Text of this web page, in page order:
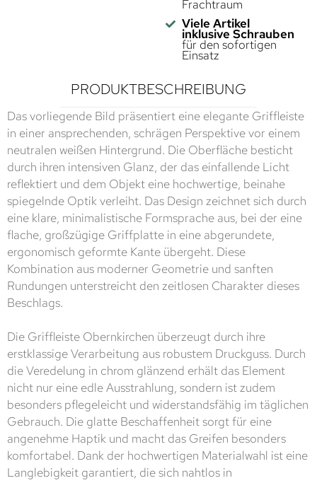
Frachtraum
Viele Artikel
inklusive Schrauben
für den sofortigen
Einsatz
PRODUKTBESCHREIBUNG
Das vorliegende Bild präsentiert eine elegante Griffleiste
in einer ansprechenden, schrägen Perspektive vor einem
neutralen weißen Hintergrund. Die Oberfläche besticht
durch ihren intensiven Glanz, der das einfallende Licht
reflektiert und dem Objekt eine hochwertige, beinahe
spiegelnde Optik verleiht. Das Design zeichnet sich durch
eine klare, minimalistische Formsprache aus, bei der eine
flache, großzügige Griffplatte in eine abgerundete,
ergonomisch geformte Kante übergeht. Diese
Kombination aus moderner Geometrie und sanften
Rundungen unterstreicht den zeitlosen Charakter dieses
Beschlags.
Die Griffleiste Obernkirchen überzeugt durch ihre
erstklassige Verarbeitung aus robustem Druckguss. Durch
die Veredelung in chrom glänzend erhält das Element
nicht nur eine edle Ausstrahlung, sondern ist zudem
besonders pflegeleicht und widerstandsfähig im täglichen
Gebrauch. Die glatte Beschaffenheit sorgt für eine
angenehme Haptik und macht das Greifen besonders
komfortabel. Dank der hochwertigen Materialwahl ist eine
Langlebigkeit garantiert, die sich nahtlos in